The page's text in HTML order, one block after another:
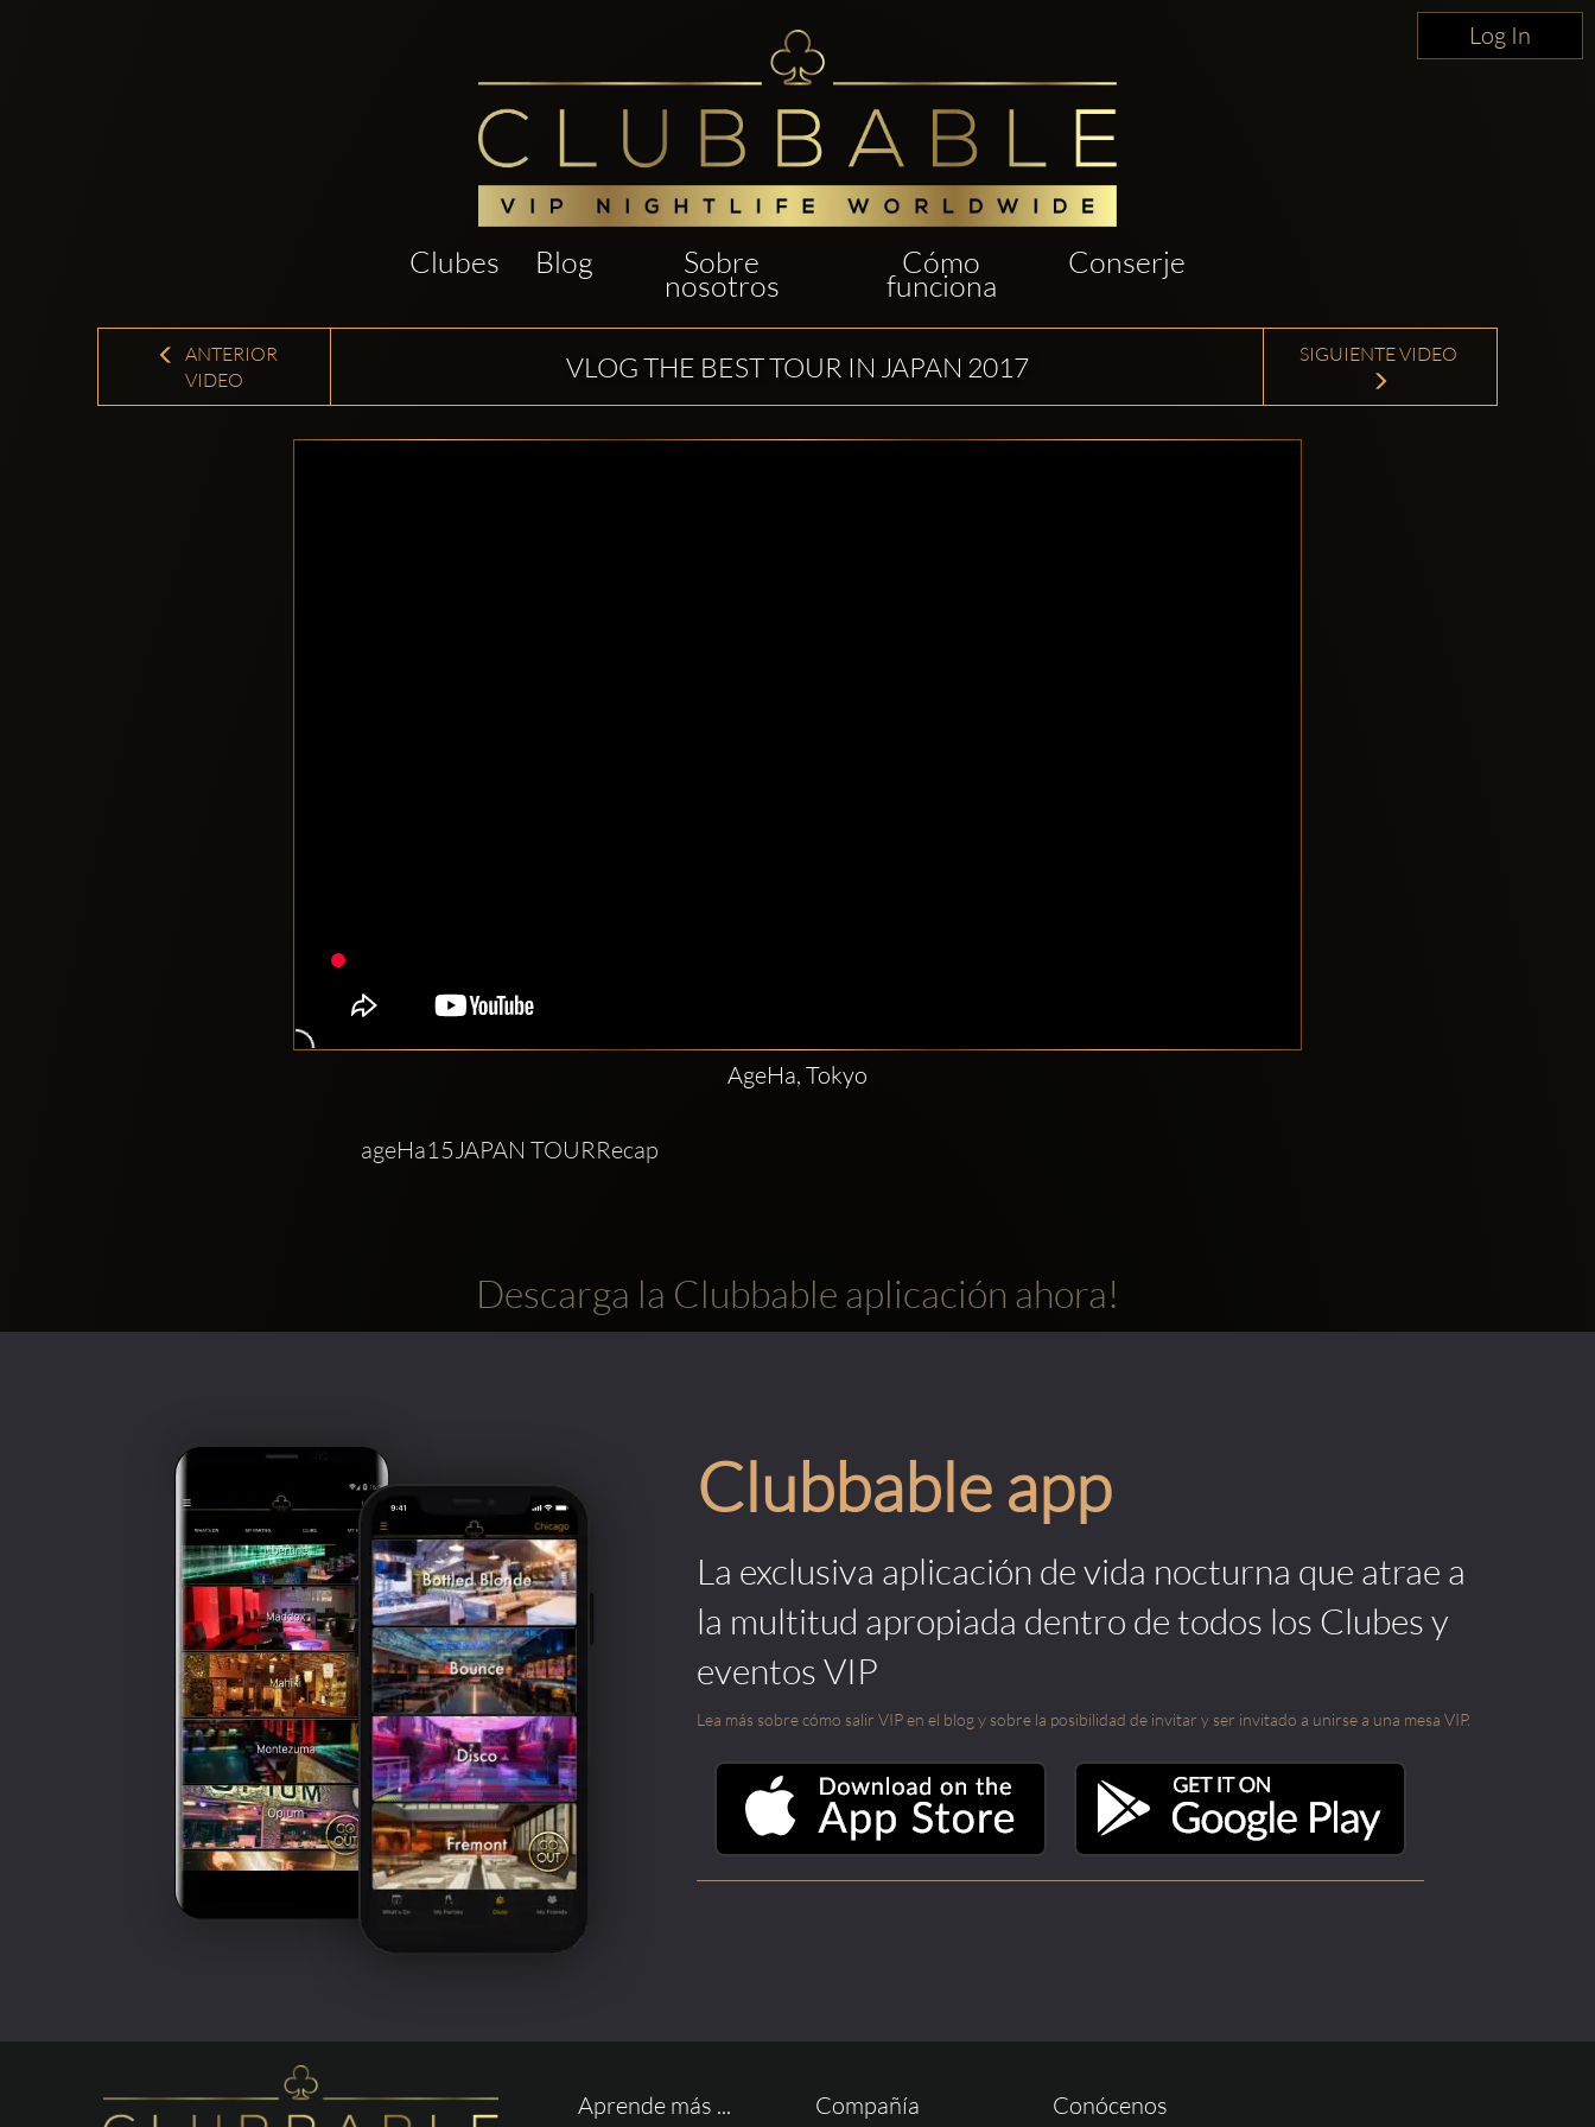
Log In
Clubes Blog Sobre
nosotros
Cómo
funciona
Conserje
ANTERIOR
VIDEO
VLOG THE BEST TOUR IN JAPAN 2017 SIGUIENTE VIDEO
AgeHa, Tokyo
ageHa15JAPAN TOURRecap
Descarga la Clubbable aplicación ahora!
Clubbable app
La exclusiva aplicación de vida nocturna que atrae a
la multitud apropiada dentro de todos los Clubes y
eventos VIP
Lea más sobre cómo salir VIP en el blog y sobre la posibilidad de invitar y ser invitado a unirse a una mesa VIP.
Aprende más ... Compañía Conócenos